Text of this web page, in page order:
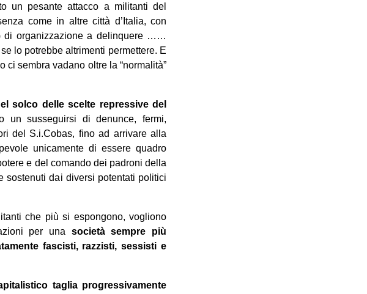
un pesante attacco a militanti del
come in altre città d’Italia, con
di organizzazione a delinquere ……
lo potrebbe altrimenti permettere. E
sembra vadano oltre la “normalità”
solco delle scelte repressive del
un susseguirsi di denunce, fermi,
del S.i.Cobas, fino ad arrivare alla
unicamente di essere quadro
e del comando dei padroni della
sostenuti dai diversi potentati politici
che più si espongono, vogliono
per una società sempre più
fascisti, razzisti, sessisti e
taglia progressivamente